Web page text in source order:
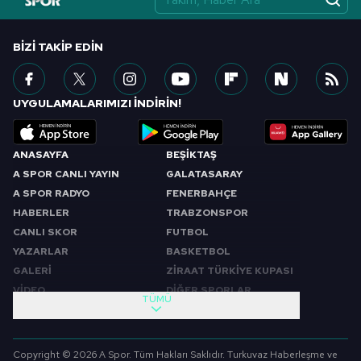
ANASAYFA
A SPOR CANLI YAYIN
A SPOR RADYO
HABERLER
CANLI SKOR
YAZARLAR
GALERİ
VİDEO
BEŞİKTAŞ
GALATASARAY
FENERBAHÇE
TRABZONSPOR
FUTBOL
BASKETBOL
ZİRAAT TÜRKİYE KUPASI
DİĞER SPORLAR
SABAH SPORU
FUTBOL
TÜMÜ
BIZI TAKIP EDIN
UYGULAMALARIMIZI İNDİRİN!
Copyright © 2026 A Spor. Tüm Hakları Saklıdır. Turkuvaz Haberleşme ve